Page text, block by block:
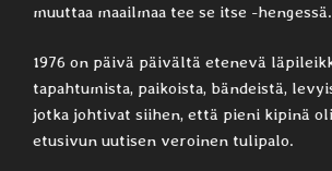
muuttaa maailmaa tee se itse -hengessä.
1976 on päivä päivältä etenevä
tapahtumista, paikoista, bändeistä,
jotka johtivat siihen, että pieni kipinä
etusivun uutisen veroinen tulipalo.